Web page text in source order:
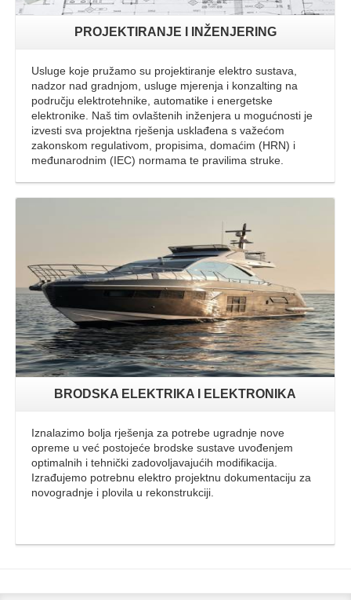
PROJEKTIRANJE I INŽENJERING
Usluge koje pružamo su projektiranje elektro sustava,
nadzor nad gradnjom, usluge mjerenja i konzalting na
području elektrotehnike, automatike i energetske
elektronike. Naš tim ovlaštenih inženjera u mogućnosti je
izvesti sva projektna rješenja usklađena s važećom
zakonskom regulativom, propisima, domaćim (HRN) i
međunarodnim (IEC) normama te pravilima struke.
BRODSKA ELEKTRIKA I ELEKTRONIKA
Iznalazimo bolja rješenja za potrebe ugradnje nove
opreme u već postojeće brodske sustave uvođenjem
optimalnih i tehnički zadovoljavajućih modifikacija.
Izrađujemo potrebnu elektro projektnu dokumentaciju za
novogradnje i plovila u rekonstrukciji.